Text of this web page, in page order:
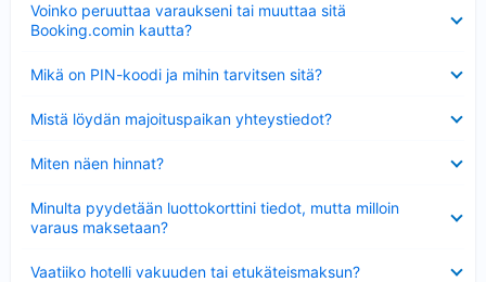
Voinko peruuttaa varaukseni tai muuttaa sitä
Booking.comin kautta?
Mikä on PIN-koodi ja mihin tarvitsen sitä?
Mistä löydän majoituspaikan yhteystiedot?
Miten näen hinnat?
Minulta pyydetään luottokorttini tiedot, mutta milloin
varaus maksetaan?
Vaatiiko hotelli vakuuden tai etukäteismaksun?